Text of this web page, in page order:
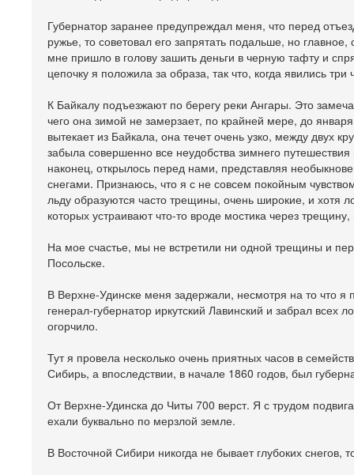
Губернатор заранее предупреждал меня, что перед
ружье, то советовал его запрятать подальше, но
мне пришло в голову зашить деньги в черную тафту и
цепочку я положила за образа, так что, когда явились
К Байкалу подъезжают по берегу реки Ангары. Это
чего она зимой не замерзает, по крайней мере, до
вытекает из Байкала, она течет очень узко, между двух
забыла совершенно все неудобства зимнего
наконец, открылось перед нами, представляя
снегами. Признаюсь, что я с не совсем покойным
льду образуются часто трещины, очень широкие, и хотя
которых устраивают что-то вроде мостика через
На мое счастье, мы не встретили ни одной трещины и
Посольске.
В Верхне-Удинске меня задержали, несмотря на то что
генерал-губернатор иркутский Лавинский и забрал
огорчило.
Тут я провела несколько очень приятных часов в
Сибирь, а впоследствии, в начале 1860 годов, был
От Верхне-Удинска до Читы 700 верст. Я с трудом
ехали буквально по мерзлой земле.
В Восточной Сибири никогда не бывает глубоких снегов,